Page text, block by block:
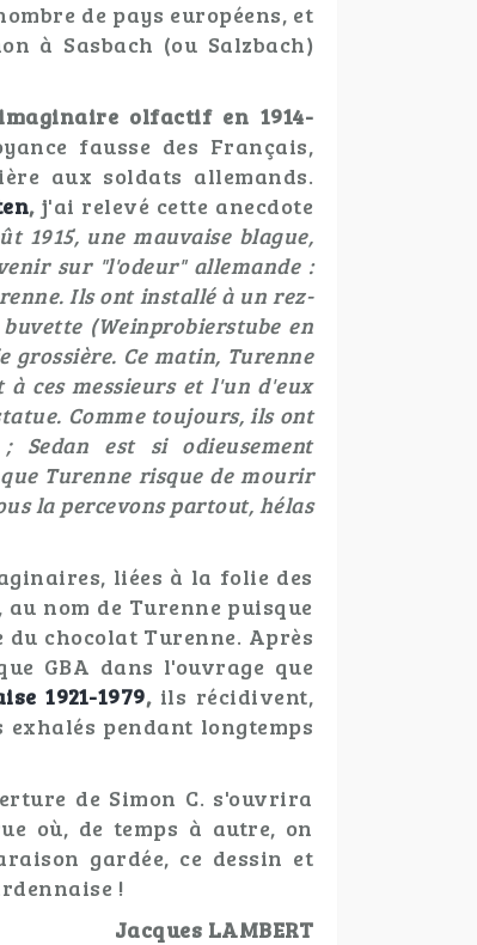
de pays européens, et
à Sasbach (ou Salzbach)
olfactif en 1914-
fausse des Français,
aux soldats allemands.
, j'ai relevé cette anecdote
1915, une mauvaise blague,
sur "l'odeur" allemande :
Ils ont installé à un rez-
(Weinprobierstube en
grossière. Ce matin, Turenne
ces messieurs et l'un d'eux
Comme toujours, ils ont
Sedan est si odieusement
Turenne risque de mourir
la percevons partout, hélas
liées à la folie des
nom de Turenne puisque
chocolat Turenne. Après
GBA dans l'ouvrage que
1921-1979, ils récidivent,
pendant longtemps
de Simon C. s'ouvrira
où, de temps à autre, on
gardée, ce dessin et
!
Jacques LAMBERT